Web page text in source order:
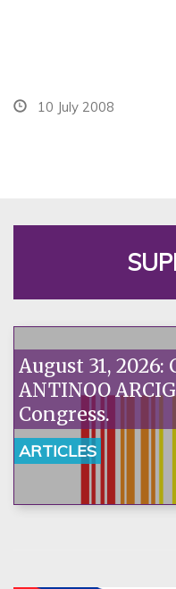
10 July 2008
August 31,
ANTINOO
Congress.
ARTICLES